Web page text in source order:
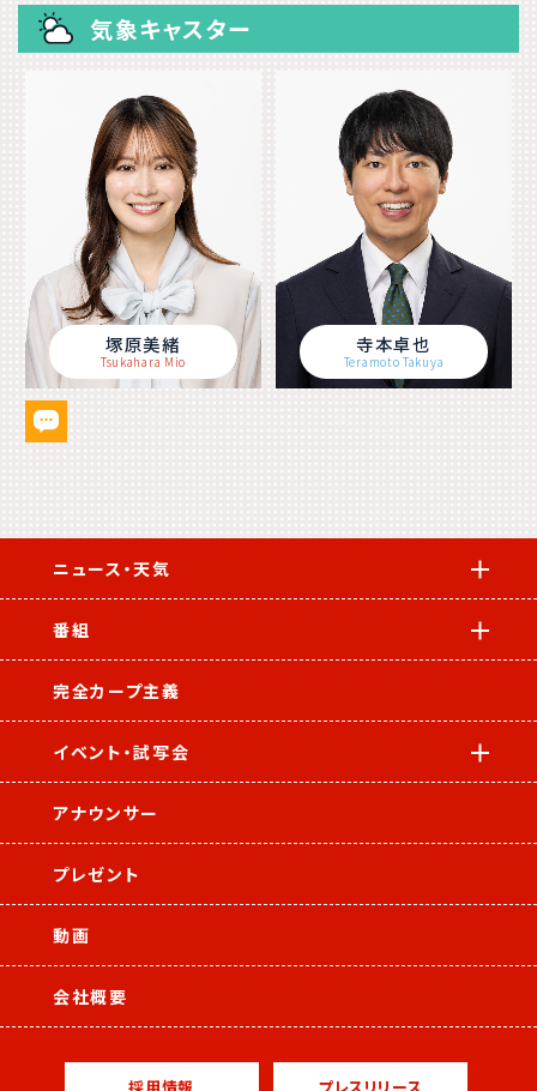
気象キャスター
塚原美緒
Tsukahara Mio
寺本卓也
Teramoto Takuya
ニュース・天気
番組
完全カープ主義
イベント・試写会
アナウンサー
プレゼント
動画
会社概要